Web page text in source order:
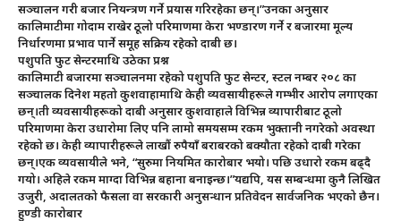
सञ्चालन गरी बजार नियन्त्रण गर्ने प्रयास गरिरहेका छन्।”उनका अनुसार
कालिमाटीमा गोदाम राखेर ठूलो परिमाणमा केरा भण्डारण गर्ने र बजारमा मूल्य
निर्धारणमा प्रभाव पार्ने समूह सक्रिय रहेको दाबी छ।
पशुपति फुट सेन्टरमाथि उठेका प्रश्न
कालिमाटी बजारमा सञ्चालनमा रहेको पशुपति फुट सेन्टर, स्टल नम्बर २०८ का
सञ्चालक दिनेश महतो कुशवाहामाथि केही व्यवसायीहरूले गम्भीर आरोप लगाएका
छन्।ती व्यवसायीहरूको दाबी अनुसार कुशवाहाले विभिन्न व्यापारीबाट ठूलो
परिमाणमा केरा उधारोमा लिए पनि लामो समयसम्म रकम भुक्तानी नगरेको अवस्था
रहेको छ। केही व्यापारीहरूले लाखौं रुपैयाँ बराबरको बक्यौता रहेको दाबी गरेका
छन्।एक व्यवसायीले भने, “सुरुमा नियमित कारोबार भयो। पछि उधारो रकम बढ्दै
गयो। अहिले रकम माग्दा विभिन्न बहाना बनाइन्छ।”यद्यपि, यस सम्बन्धमा कुनै लिखित
उजुरी, अदालतको फैसला वा सरकारी अनुसन्धान प्रतिवेदन सार्वजनिक भएको छैन।
हुण्डी कारोबार